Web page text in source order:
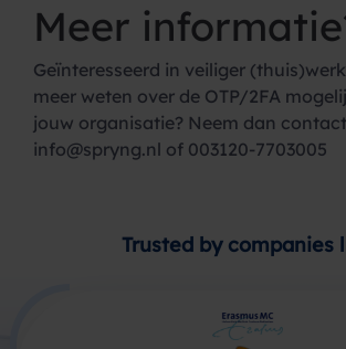
Meer
Geïnteresseerd in veiliger
meer weten over de OTP/2FA
jouw organisatie? Neem dan
info@spryng.nl of 003120-7703005
Trusted by companies